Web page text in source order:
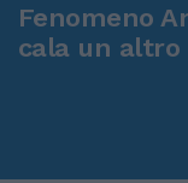
Fenomeno
cala un altro